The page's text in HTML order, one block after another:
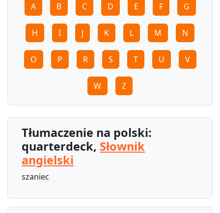
A B C D E F G
H I J K L M N
O P R S T U V
W Z
Tłumaczenie na polski:
quarterdeck, Słownik
angielski
szaniec